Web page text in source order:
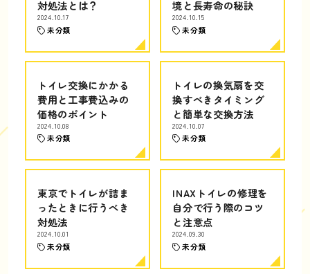
対処法とは？
2024.10.17
未分類
境と長寿命の秘訣
2024.10.15
未分類
トイレ交換にかかる
費用と工事費込みの
価格のポイント
2024.10.08
未分類
トイレの換気扇を交
換すべきタイミング
と簡単な交換方法
2024.10.07
未分類
東京でトイレが詰ま
ったときに行うべき
対処法
2024.10.01
未分類
INAXトイレの修理を
自分で行う際のコツ
と注意点
2024.09.30
未分類